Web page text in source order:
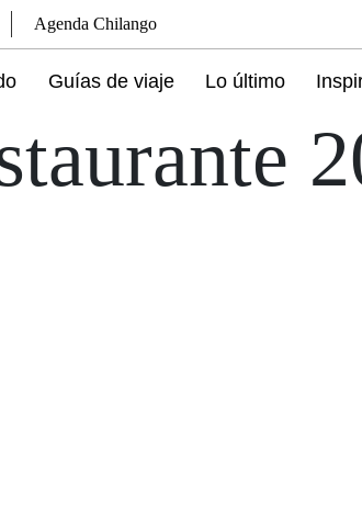
Agenda Chilango
Guías de viaje Lo último